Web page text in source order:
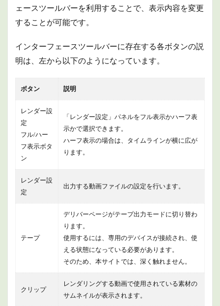
ェースツールバーを利用することで、表示内容を変更
することが可能です。
インターフェースツールバーに存在する各ボタンの説
明は、左から以下のようになっています。
ボタン 説明
レンダー設
定
フル/ハー
フ表示ボタ
ン
「レンダー設定」パネルをフル表示かハーフ表
示かで選択できます。
ハーフ表示の場合は、タイムラインが横に広が
ります。
レンダー設
定
出力する動画ファイルの設定を行います。
テープ
デリバーページがテープ出力モードに切り替わ
ります。
使用するには、専用のデバイスが接続され、使
える状態になっている必要があります。
そのため、本サイトでは、深く触れません。
クリップ
レンダリングする動画で使用されている素材の
サムネイルが表示されます。